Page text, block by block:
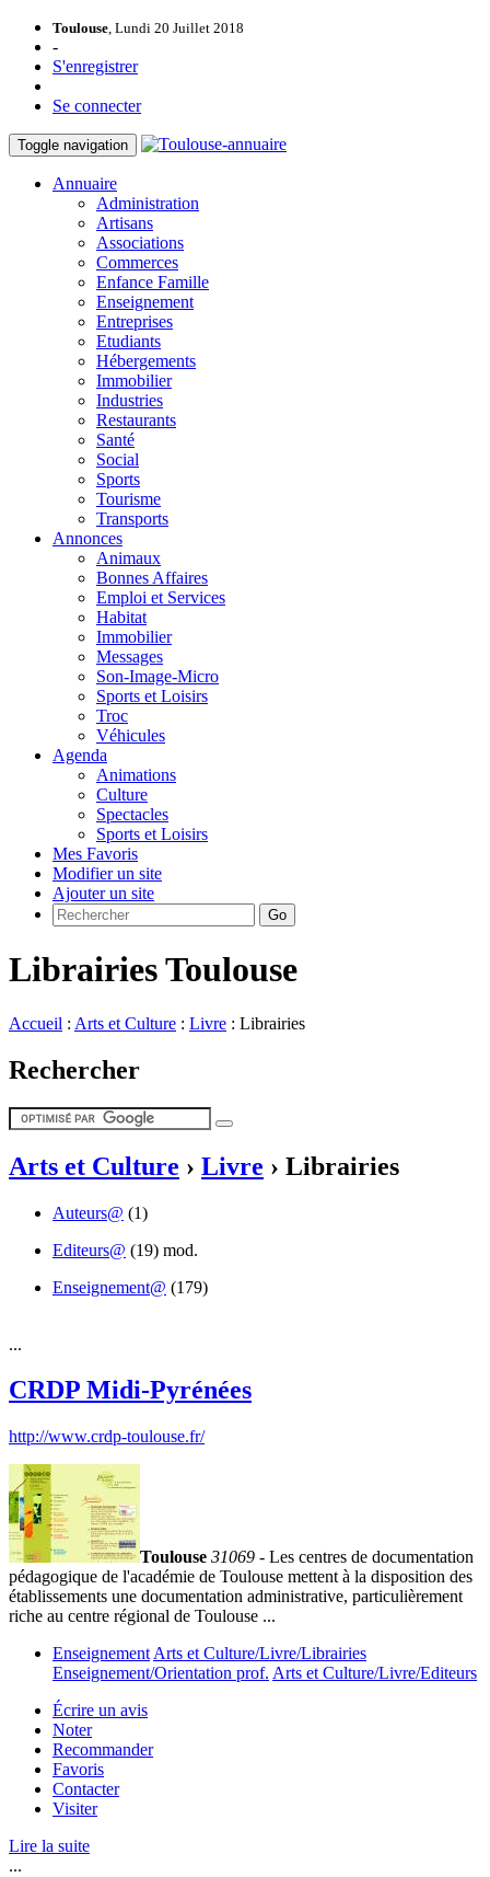
Toulouse, Lundi 20 Juillet 2018
-
S'enregistrer
Se connecter
Toggle navigation
Annuaire
Administration
Artisans
Associations
Commerces
Enfance Famille
Enseignement
Entreprises
Etudiants
Hébergements
Immobilier
Industries
Restaurants
Santé
Social
Sports
Tourisme
Transports
Annonces
Animaux
Bonnes Affaires
Emploi et Services
Habitat
Immobilier
Messages
Son-Image-Micro
Sports et Loisirs
Troc
Véhicules
Agenda
Animations
Culture
Spectacles
Sports et Loisirs
Mes Favoris
Modifier un site
Ajouter un site
Go
Librairies Toulouse
Accueil : Arts et Culture : Livre : Librairies
Rechercher
Arts et Culture › Livre › Librairies
Auteurs@ (1)
Editeurs@ (19) mod.
Enseignement@ (179)
...
CRDP Midi-Pyrénées
http://www.crdp-toulouse.fr/
Toulouse 31069 - Les centres de documentation
pédagogique de l'académie de Toulouse mettent à la disposition des
établissements une documentation administrative, particulièrement
riche au centre régional de Toulouse ...
Enseignement Arts et Culture/Livre/Librairies
Enseignement/Orientation prof. Arts et Culture/Livre/Editeurs
Écrire un avis
Noter
Recommander
Favoris
Contacter
Visiter
Lire la suite
...